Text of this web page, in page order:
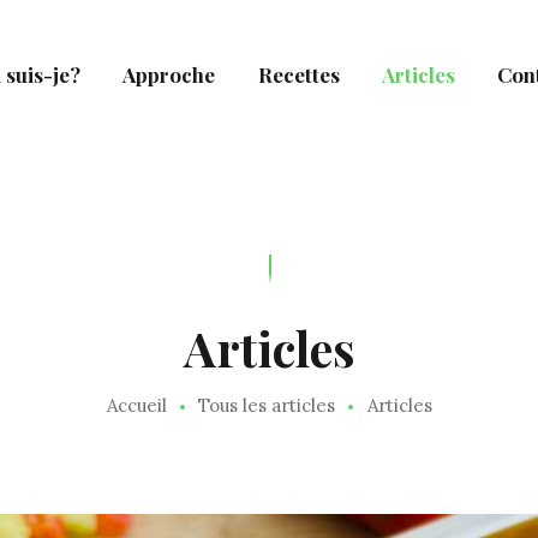
suis-je? Approche Recettes Articles
Articles
Accueil Tous les articles Articles